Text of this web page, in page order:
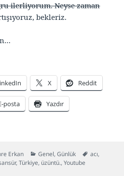
ilerliyorum. Neyse zaman
bekleriz.
X Reddit
posta Yazdır
Erkan Kategoriler
Genel,Günlük Etiketler
acı,
,Türkiye, üzüntü.,Youtube